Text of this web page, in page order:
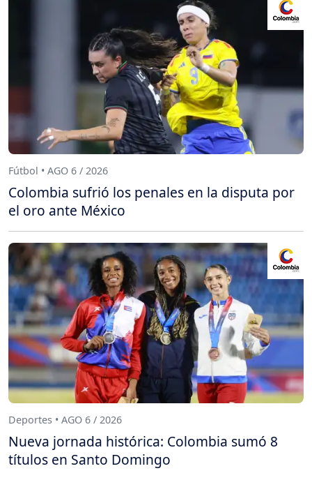
Fútbol • AGO 6 / 2026
Colombia sufrió los penales en la disputa por
el oro ante México
Deportes • AGO 6 / 2026
Nueva jornada histórica: Colombia sumó 8
títulos en Santo Domingo